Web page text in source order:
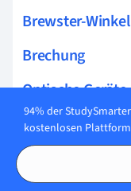
Brewster-Winkel
Brechung
Optische Geräte
Spektroskop
94% der
kostenlosen